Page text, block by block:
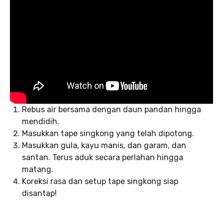
Rebus air bersama dengan daun pandan hingga
mendidih.
Masukkan tape singkong yang telah dipotong.
Masukkan gula, kayu manis, dan garam, dan
santan. Terus aduk secara perlahan hingga
matang.
Koreksi rasa dan setup tape singkong siap
disantap!